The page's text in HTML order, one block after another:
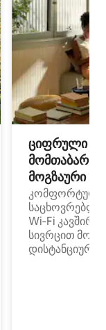
ციფრული
მოგზაური
კომფორტული
Wi‑Fi
სივრცით
დისტანციური